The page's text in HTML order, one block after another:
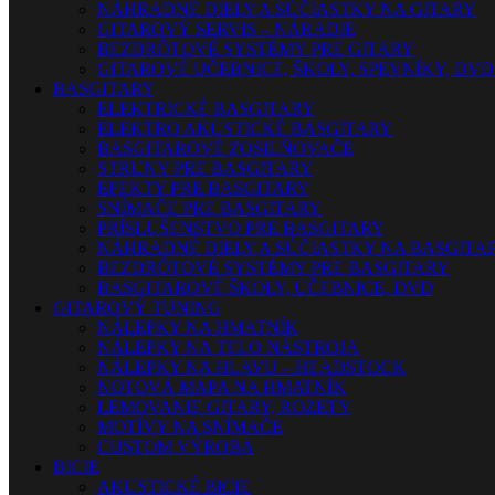
NÁHRADNÉ DIELY A SÚČIASTKY NA GITARY
GITAROVÝ SERVIS – NÁRADIE
BEZDRÔTOVÉ SYSTÉMY PRE GITARY
GITAROVÉ UČEBNICE, ŠKOLY, SPEVNÍKY, DVD
BASGITARY
ELEKTRICKÉ BASGITARY
ELEKTRO AKUSTICKÉ BASGITARY
BASGITAROVÉ ZOSILŇOVAČE
STRUNY PRE BASGITARY
EFEKTY PRE BASGITARY
SNÍMAČE PRE BASGITARY
PRÍSLUŠENSTVO PRE BASGITARY
NÁHRADNÉ DIELY A SÚČIASTKY NA
BEZDRÔTOVÉ SYSTÉMY PRE BASGITARY
BASGITAROVÉ ŠKOLY, UČEBNICE, DVD
GITAROVÝ TUNING
NÁLEPKY NA HMATNÍK
NÁLEPKY NA TELO NÁSTROJA
NÁLEPKY NA HLAVU – HEADSTOCK
NOTOVÁ MAPA NA HMATNÍK
LEMOVANIE GITARY, ROZETY
MOTÍVY NA SNÍMAČE
CUSTOM VÝROBA
BICIE
AKUSTICKÉ BICIE